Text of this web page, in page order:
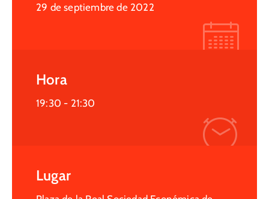
29 de septiembre de 2022
Hora
19:30 - 21:30
Lugar